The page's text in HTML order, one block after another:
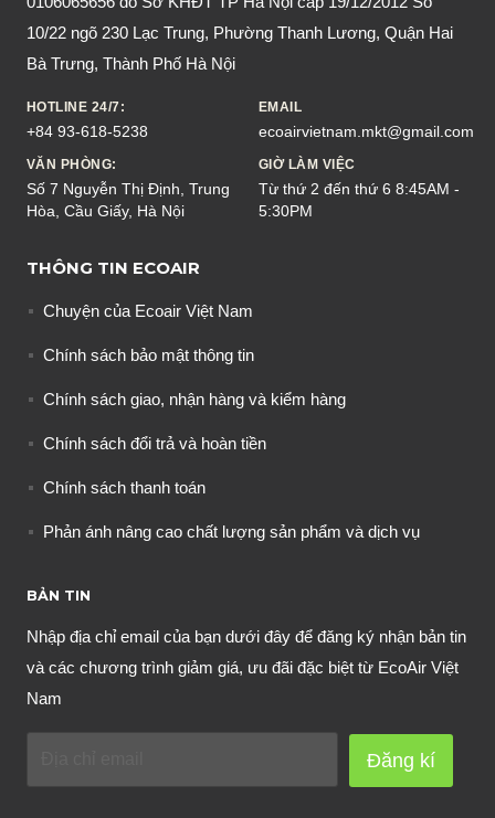
10/22 ngõ 230 Lạc Trung, Phường Thanh Lương, Quận Hai
Bà Trưng, Thành Phố Hà Nội
HOTLINE 24/7:
+84 93-618-5238
EMAIL
ecoairvietnam.mkt@gmail.com
VĂN PHÒNG:
Số 7 Nguyễn Thị Định, Trung
Hòa, Cầu Giấy, Hà Nội
GIỜ LÀM VIỆC
Từ thứ 2 đến thứ 6 8:45AM -
5:30PM
THÔNG TIN ECOAIR
Chuyện của Ecoair Việt Nam
Chính sách bảo mật thông tin
Chính sách giao, nhận hàng và kiểm hàng
Chính sách đổi trả và hoàn tiền
Chính sách thanh toán
Phản ánh nâng cao chất lượng sản phẩm và dịch vụ
BẢN TIN
Nhập địa chỉ email của bạn dưới đây để đăng ký nhận bản tin
và các chương trình giảm giá, ưu đãi đặc biệt từ EcoAir Việt
Nam
Đăng kí